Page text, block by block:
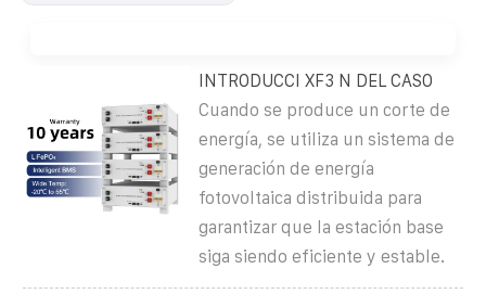
INTRODUCCI XF3 N DEL CASO
Cuando se produce un corte de
energía, se utiliza un sistema de
generación de energía
fotovoltaica distribuida para
garantizar que la estación base
siga siendo eficiente y estable.